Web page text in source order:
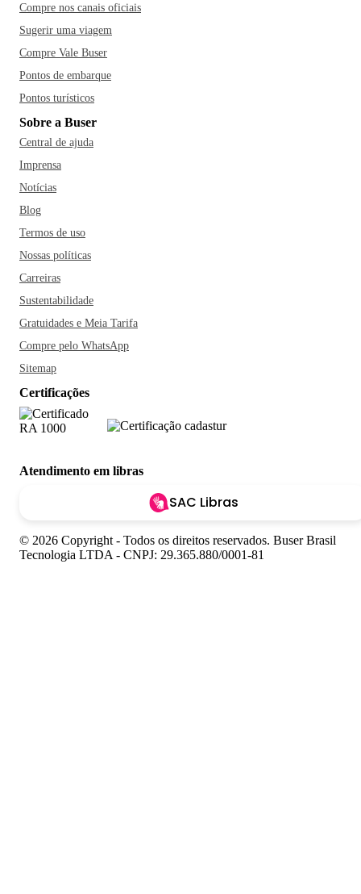
Compre nos canais oficiais
Sugerir uma viagem
Compre Vale Buser
Pontos de embarque
Pontos turísticos
Sobre a Buser
Central de ajuda
Imprensa
Notícias
Blog
Termos de uso
Nossas políticas
Carreiras
Sustentabilidade
Gratuidades e Meia Tarifa
Compre pelo WhatsApp
Sitemap
Certificações
Atendimento em libras
SAC Libras
© 2026 Copyright - Todos os direitos reservados. Buser Brasil
Tecnologia LTDA - CNPJ: 29.365.880/0001-81